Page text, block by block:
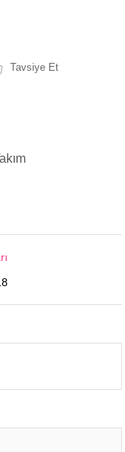
Tavsiye Et